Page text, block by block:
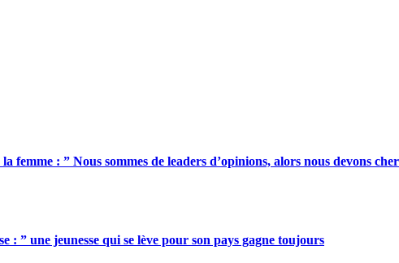
femme : ” Nous sommes de leaders d’opinions, alors nous devons
: ” une jeunesse qui se lève pour son pays gagne toujours